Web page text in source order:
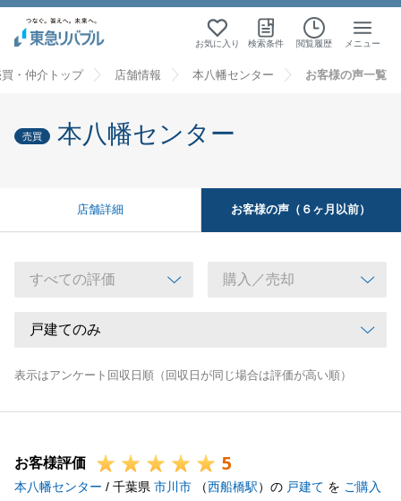
お気に入り 検索条件 閲覧履歴 メニュー
・仲介トップ 店舗情報 本八幡センター お客様の声一覧
売買 本八幡センター
店舗詳細 お客様の声（６ヶ月以前）
表示はアンケート回収日順（回収日が同じ場合は評価が高い順）
お客様評価 5
本八幡センター / 千葉県 市川市 （西船橋駅）の 戸建て を ご購入